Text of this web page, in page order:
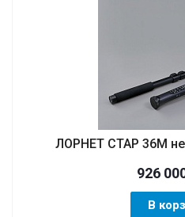
ЛОРНЕТ СТАР 36M
926
В